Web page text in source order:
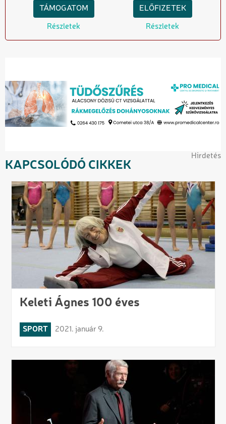
TÁMOGATOM
Részletek
ELŐFIZETEK
Részletek
Hirdetés
KAPCSOLÓDÓ CIKKEK
Keleti Ágnes 100 éves
SPORT 2021. január 9.